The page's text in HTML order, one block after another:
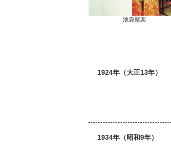
池袋聚楽
1924年（大正13年）
1934年（昭和9年）